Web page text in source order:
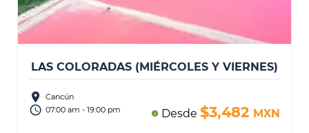
LAS COLORADAS (MIÉRCOLES Y VIERNES)
place Cancún
access_time 07:00 am - 19:00 pm info Desde $3,482 MXN